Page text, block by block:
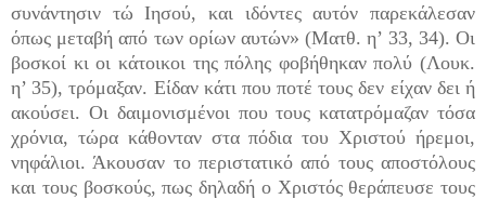
συνάντησιν τώ Ιησού, και ιδόντες αυτόν παρεκάλεσαν
όπως μεταβή από των ορίων αυτών» (Ματθ. η’ 33, 34). Οι
βοσκοί κι οι κάτοικοι της πόλης φοβήθηκαν πολύ (Λουκ.
η’ 35), τρόμαξαν. Είδαν κάτι που ποτέ τους δεν είχαν δει ή
ακούσει. Οι δαιμο­νισμένοι που τους κατατρόμαζαν τόσα
χρόνια, τώρα κάθονταν στα πόδια του Χριστού ήρεμοι,
νηφάλιοι. Άκουσαν το περιστατικό από τους αποστόλους
και τους βοσκούς, πως δηλαδή ο Χριστός θεράπευσε τους